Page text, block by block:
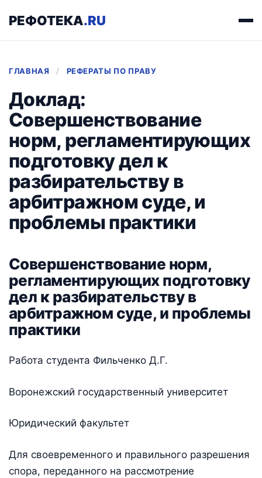
РЕФОТЕКА.RU
ГЛАВНАЯ / РЕФЕРАТЫ ПО ПРАВУ
Доклад:
Совершенствование
норм, регламентирующих
подготовку дел к
разбирательству в
арбитражном суде, и
проблемы практики
Совершенствование норм,
регламентирующих подготовку
дел к разбирательству в
арбитражном суде, и проблемы
практики
Работа студента Фильченко Д.Г.
Воронежский государственный университет
Юридический факультет
Для своевременного и правильного разрешения
спора, переданного на рассмотрение